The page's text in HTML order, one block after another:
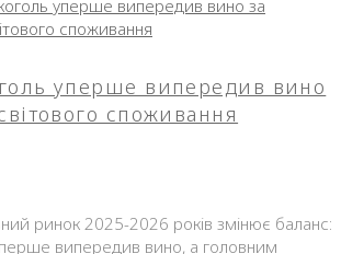
уперше випередив вино
споживання
ринок 2025-2026 років змінює баланс:
випередив вино, а головним